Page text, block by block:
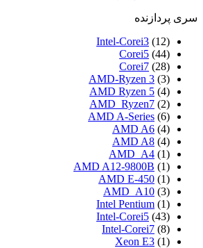
سری پردازنده
Intel-Corei3 (12)
Corei5 (44)
Corei7 (28)
AMD-Ryzen 3 (3)
AMD Ryzen 5 (4)
AMD_Ryzen7 (2)
AMD A-Series (6)
AMD A6 (4)
AMD A8 (4)
AMD_A4 (1)
AMD A12-9800B (1)
AMD E-450 (1)
AMD_A10 (3)
Intel Pentium (1)
Intel-Corei5 (43)
Intel-Corei7 (8)
Xeon E3 (1)